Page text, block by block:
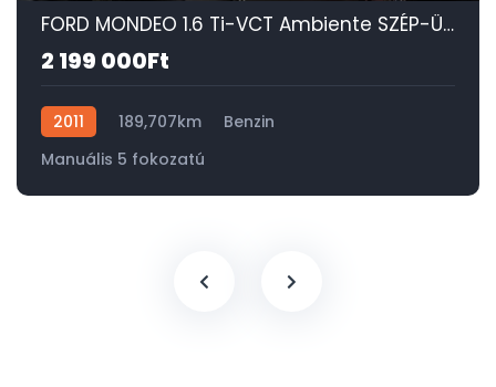
FORD MONDEO 1.6 Ti-VCT Ambiente SZÉP-ÜLÉSFŰTÉS-DIGIT KLÍMA-SONY-TEMPOMAT-PDC!
2 199 000Ft
2011 189,707km
Benzin
Manuális 5 fokozatú